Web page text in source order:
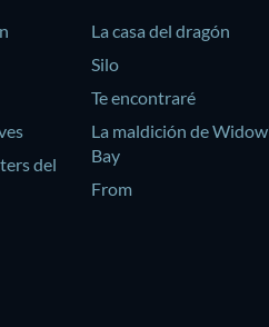
del
La casa del dragón
Silo
Te encontraré
La maldición de
Bay
From